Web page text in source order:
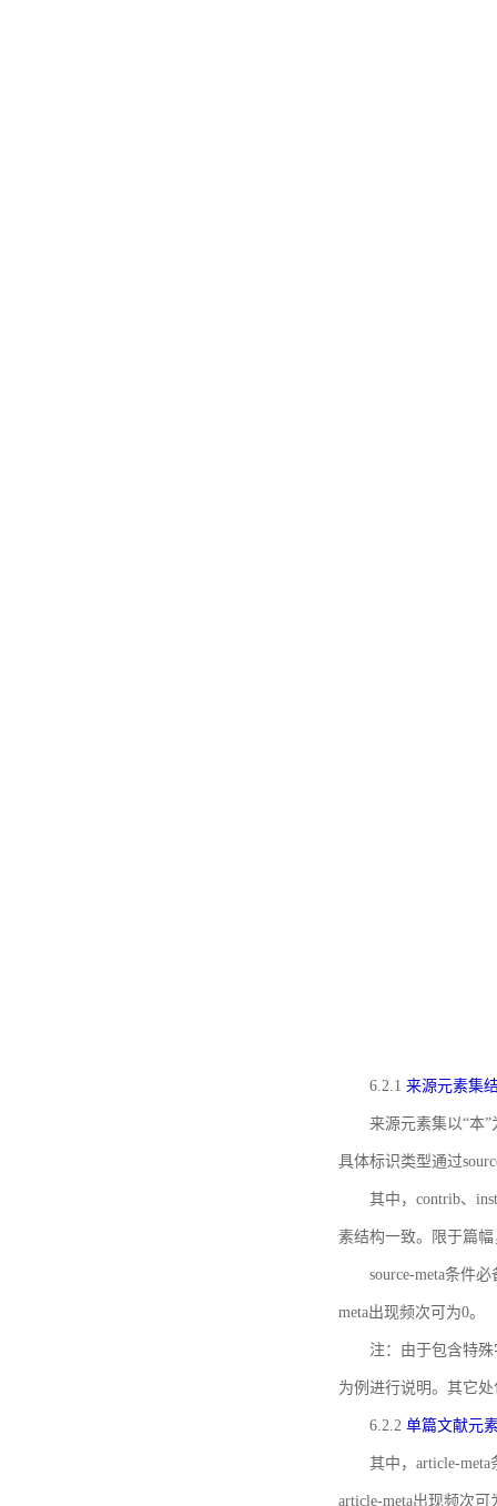
6.2.1 来源元素集
来源元素集以“本
具体标识类型通过
其中，contrib、
素结构一致。限于篇
source-meta条件
meta出现频次可为0。
注：由于包含特殊
为例进行说明。其它
6.2.2 单篇文献元
其中，article-
article-meta出现频次可